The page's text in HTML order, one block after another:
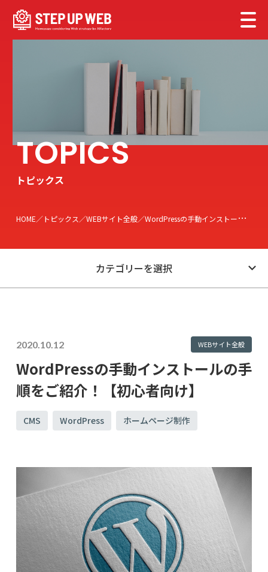
トピックス
HOME トピックス WEBサイト全般 WordPressの手動インストールの手順をご紹介！【初心者向け】
カテゴリーを選択
2020.10.12 WEBサイト全般
WordPressの手動インストールの手
順をご紹介！【初心者向け】
CMS WordPress ホームページ制作